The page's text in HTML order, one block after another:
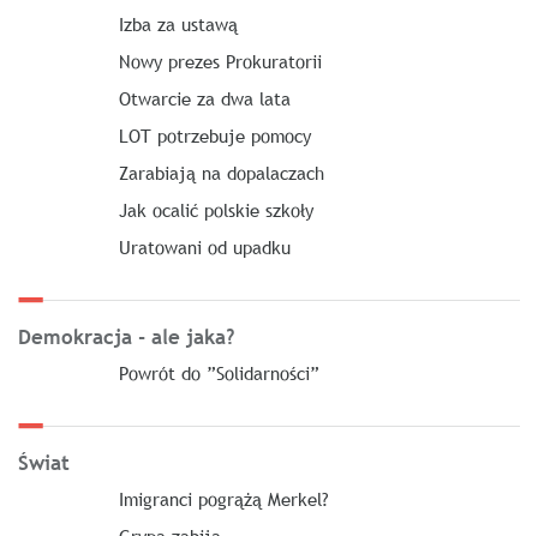
Izba za ustawą
Nowy prezes Prokuratorii
Otwarcie za dwa lata
LOT potrzebuje pomocy
Zarabiają na dopalaczach
Jak ocalić polskie szkoły
Uratowani od upadku
Demokracja - ale jaka?
Powrót do ”Solidarności”
Świat
Imigranci pogrążą Merkel?